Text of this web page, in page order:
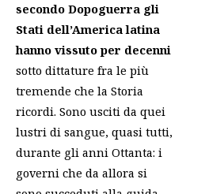
secondo Dopoguerra gli
Stati dell’America latina
hanno vissuto per decenni
sotto dittature fra le più
tremende che la Storia
ricordi. Sono usciti da quei
lustri di sangue, quasi tutti,
durante gli anni Ottanta: i
governi che da allora si